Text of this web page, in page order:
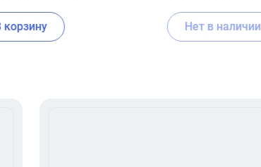
В корзину Нет в наличии